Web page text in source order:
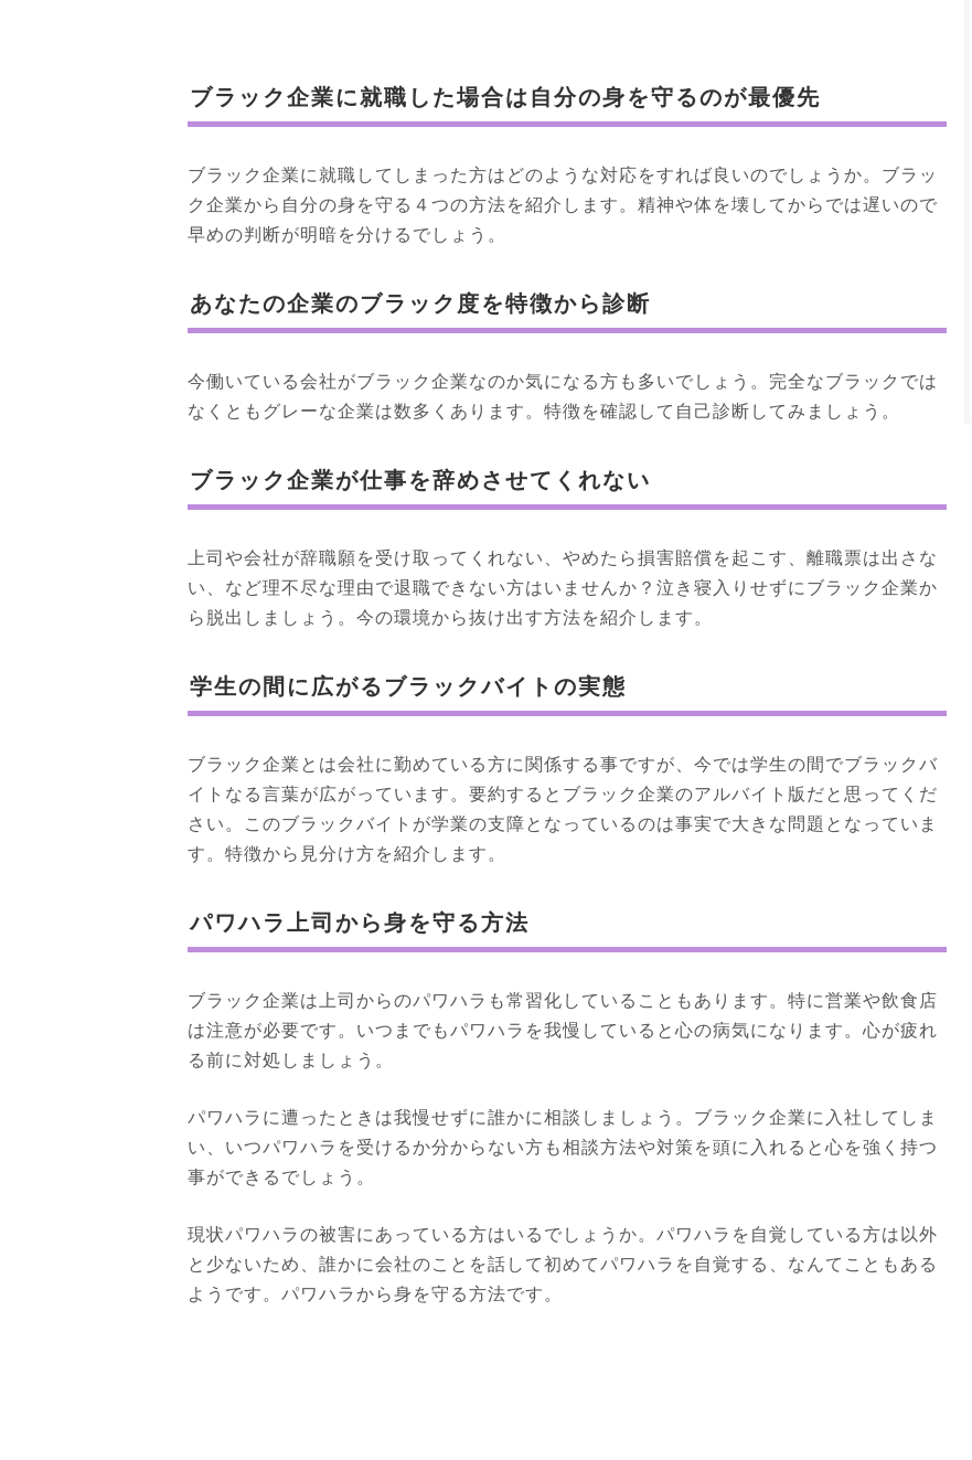
ブラック企業に就職した場合は自分の身を守るのが最優先
ブラック企業に就職してしまった方はどのような対応をすれば良いのでしょうか。ブラッ
ク企業から自分の身を守る４つの方法を紹介します。精神や体を壊してからでは遅いので
早めの判断が明暗を分けるでしょう。
あなたの企業のブラック度を特徴から診断
今働いている会社がブラック企業なのか気になる方も多いでしょう。完全なブラックでは
なくともグレーな企業は数多くあります。特徴を確認して自己診断してみましょう。
ブラック企業が仕事を辞めさせてくれない
上司や会社が辞職願を受け取ってくれない、やめたら損害賠償を起こす、離職票は出さな
い、など理不尽な理由で退職できない方はいませんか？泣き寝入りせずにブラック企業か
ら脱出しましょう。今の環境から抜け出す方法を紹介します。
学生の間に広がるブラックバイトの実態
ブラック企業とは会社に勤めている方に関係する事ですが、今では学生の間でブラックバ
イトなる言葉が広がっています。要約するとブラック企業のアルバイト版だと思ってくだ
さい。このブラックバイトが学業の支障となっているのは事実で大きな問題となっていま
す。特徴から見分け方を紹介します。
パワハラ上司から身を守る方法
ブラック企業は上司からのパワハラも常習化していることもあります。特に営業や飲食店
は注意が必要です。いつまでもパワハラを我慢していると心の病気になります。心が疲れ
る前に対処しましょう。
パワハラに遭ったときは我慢せずに誰かに相談しましょう。ブラック企業に入社してしま
い、いつパワハラを受けるか分からない方も相談方法や対策を頭に入れると心を強く持つ
事ができるでしょう。
現状パワハラの被害にあっている方はいるでしょうか。パワハラを自覚している方は以外
と少ないため、誰かに会社のことを話して初めてパワハラを自覚する、なんてこともある
ようです。パワハラから身を守る方法です。